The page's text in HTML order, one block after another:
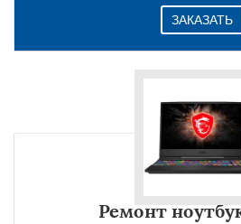
ЗАКАЗАТЬ
Ремонт